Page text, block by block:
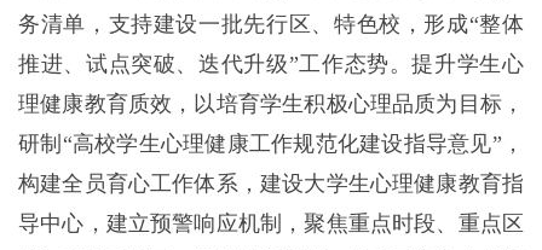
务清单，支持建设一批先行区、特色校，形成“整体
推进、试点突破、迭代升级”工作态势。提升学生心
理健康教育质效，以培育学生积极心理品质为目标，
研制“高校学生心理健康工作规范化建设指导意见”，
构建全员育心工作体系，建设大学生心理健康教育指
导中心，建立预警响应机制，聚焦重点时段、重点区